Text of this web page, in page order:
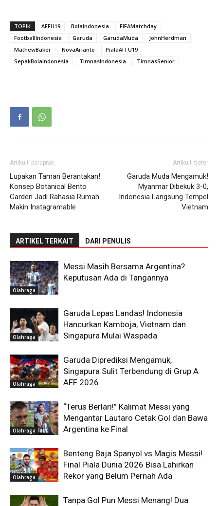
TOPIK AFFU19 BolaIndonesia
FIFAMatchday
FootballIndonesia
Garuda GarudaMuda
JohnHerdman
MathewBaker
NovaArianto
PialaAFFU19
SepakBolaIndonesia
TimnasIndonesia TimnasSenior
Artikulli paraprak
Lupakan Taman Berantakan!
Konsep Botanical Bento
Garden Jadi Rahasia Rumah
Makin Instagramable
Artikulli tjetër
Garuda Muda Mengamuk!
Myanmar Dibekuk 3-0,
Indonesia Langsung Tempel
Vietnam
ARTIKEL TERKAIT DARI PENULIS
Olahraga
Messi Masih Bersama Argentina?
Keputusan Ada di Tangannya
Olahraga
Garuda Lepas Landas! Indonesia
Hancurkan Kamboja, Vietnam dan
Singapura Mulai Waspada
Olahraga
Garuda Diprediksi Mengamuk,
Singapura Sulit Terbendung di Grup A
AFF 2026
Olahraga
“Terus Berlari!” Kalimat Messi yang
Mengantar Lautaro Cetak Gol dan Bawa
Argentina ke Final
Olahraga
Benteng Baja Spanyol vs Magis Messi!
Final Piala Dunia 2026 Bisa Lahirkan
Rekor yang Belum Pernah Ada
Tanpa Gol Pun Messi Menang! Dua